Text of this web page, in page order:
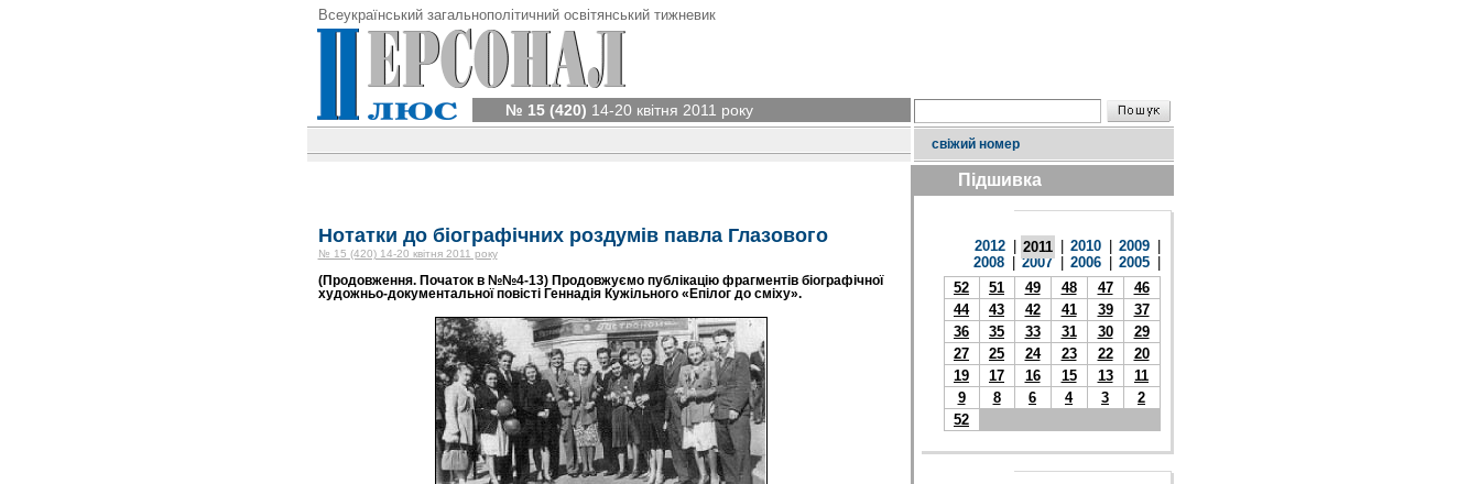
Всеукраїнський загальнополітичний освітянський тижневик
№ 15 (420) 14-20 квітня 2011 року
свіжий номер
Нотатки до біографічних роздумів павла Глазового
№ 15 (420) 14-20 квітня 2011 року
(Продовження. Початок в №№4-13) Продовжуємо публікацію фрагментів біографічної
художньо-документальної повісті Геннадія Кужільного «Епілог до сміху».
Підшивка
2012 2011 2010 2009
2008
2007 2006 2005
52
51 49 48 47
46
44
43 42 41 39
37
36
35 33 31 30
29
27
25 24 23 22
20
19
17 16 15 13
11
9
8 6 4 3
2
52